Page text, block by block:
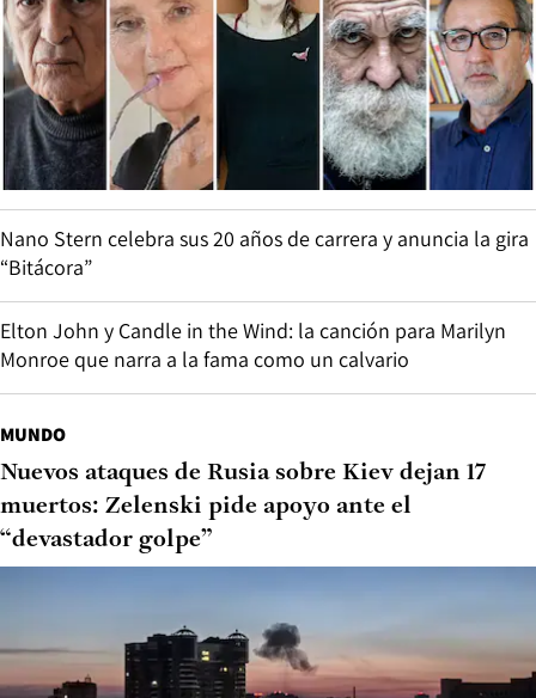
Nano Stern celebra sus 20 años de carrera y anuncia la gira
“Bitácora”
Elton John y Candle in the Wind: la canción para Marilyn
Monroe que narra a la fama como un calvario
MUNDO
Nuevos ataques de Rusia sobre Kiev dejan 17
muertos: Zelenski pide apoyo ante el
“devastador golpe”